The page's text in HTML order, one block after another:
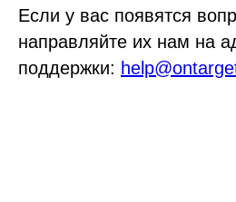
Если у вас появятся
направляйте их нам на
поддержки: